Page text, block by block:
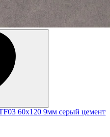
60x120 9мм серый цемент